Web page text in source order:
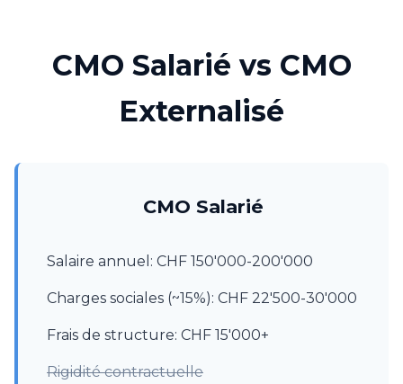
CMO Salarié vs CMO
Externalisé
CMO Salarié
Salaire annuel: CHF 150'000-200'000
Charges sociales (~15%): CHF 22'500-30'000
Frais de structure: CHF 15'000+
Rigidité contractuelle